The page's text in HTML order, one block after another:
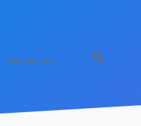
Hakkımızda